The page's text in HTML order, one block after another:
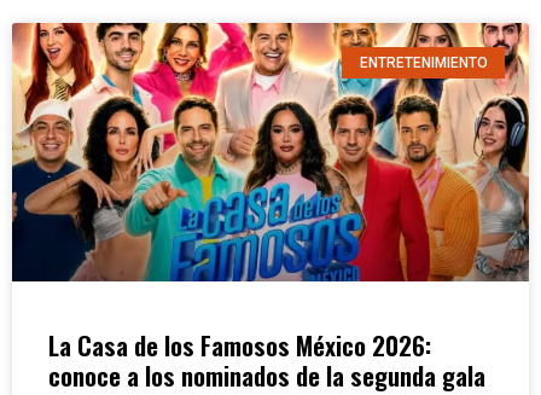
ENTRETENIMIENTO
La Casa de los Famosos México 2026:
conoce a los nominados de la segunda gala